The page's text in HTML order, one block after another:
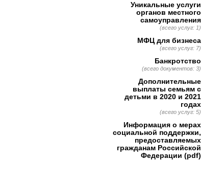
Уникальные услуги
органов местного
самоуправления
(всего услуг: 1)
МФЦ для бизнеса
(всего услуг: 7)
Банкротство
(всего документов: 3)
Дополнительные
выплаты семьям с
детьми в 2020 и 2021
годах
(всего услуг: 5)
Информация о мерах
социальной поддержки,
предоставляемых
гражданам Российской
Федерации (pdf)